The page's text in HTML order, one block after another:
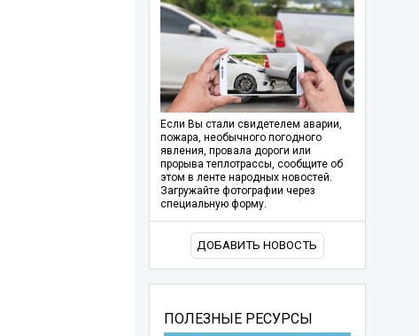
Если Вы стали свидетелем аварии,
пожара, необычного погодного
явления, провала дороги или
прорыва теплотрассы, сообщите об
этом в ленте народных новостей.
Загружайте фотографии через
специальную форму.
ДОБАВИТЬ НОВОСТЬ
ПОЛЕЗНЫЕ РЕСУРСЫ